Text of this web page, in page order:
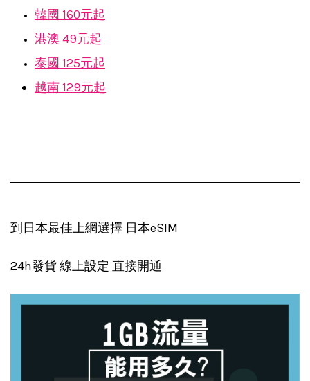
韓國 160元起
港澳 49元起
泰國 125元起
越南 129元起
到日本最佳上網選擇 日本eSIM
24h發貨 線上設定 直接開通